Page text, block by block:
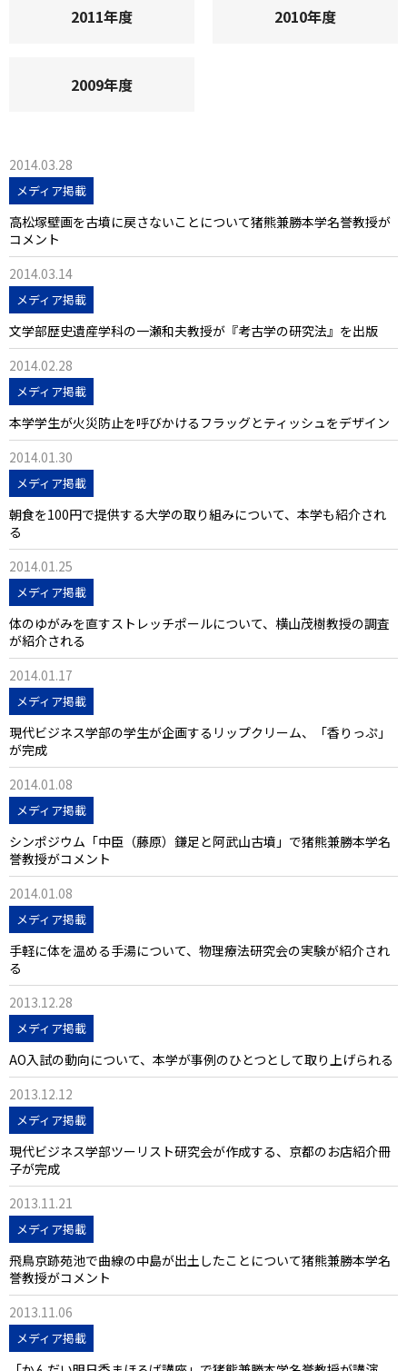
2011年度 2010年度
2009年度
2014.03.28
メディア掲載
高松塚壁画を古墳に戻さないことについて猪熊兼勝本学名誉教授が
コメント
2014.03.14
メディア掲載
文学部歴史遺産学科の一瀬和夫教授が『考古学の研究法』を出版
2014.02.28
メディア掲載
本学学生が火災防止を呼びかけるフラッグとティッシュをデザイン
2014.01.30
メディア掲載
朝食を100円で提供する大学の取り組みについて、本学も紹介され
る
2014.01.25
メディア掲載
体のゆがみを直すストレッチポールについて、横山茂樹教授の調査
が紹介される
2014.01.17
メディア掲載
現代ビジネス学部の学生が企画するリップクリーム、「香りっぷ」
が完成
2014.01.08
メディア掲載
シンポジウム「中臣（藤原）鎌足と阿武山古墳」で猪熊兼勝本学名
誉教授がコメント
2014.01.08
メディア掲載
手軽に体を温める手湯について、物理療法研究会の実験が紹介され
る
2013.12.28
メディア掲載
AO入試の動向について、本学が事例のひとつとして取り上げられる
2013.12.12
メディア掲載
現代ビジネス学部ツーリスト研究会が作成する、京都のお店紹介冊
子が完成
2013.11.21
メディア掲載
飛鳥京跡苑池で曲線の中島が出土したことについて猪熊兼勝本学名
誉教授がコメント
2013.11.06
メディア掲載